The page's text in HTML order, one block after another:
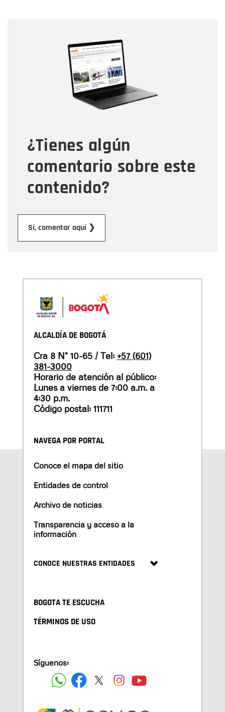
¿Tienes algún
comentario sobre este
contenido?
Sí, comentar aquí ❯
Correo electrónico
Tipo de comentario
Mensaje
ALCALDÍA DE BOGOTÁ
Cra 8 N° 10-65 / Tel: +57 (601)
381-3000
Horario de atención al público:
Lunes a viernes de 7:00 a.m. a
4:30 p.m.
Código postal: 111711
NAVEGA POR PORTAL
Conoce el mapa del sitio
Entidades de control
Archivo de noticias
Transparencia y acceso a la
información
CONOCE NUESTRAS ENTIDADES
BOGOTA TE ESCUCHA
TÉRMINOS DE USO
Síguenos: